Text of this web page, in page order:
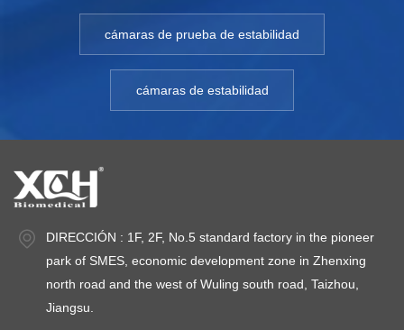
cámaras de prueba de estabilidad
cámaras de estabilidad
DIRECCIÓN : 1F, 2F, No.5 standard factory in the pioneer
park of SMES, economic development zone in Zhenxing
north road and the west of Wuling south road, Taizhou,
Jiangsu.